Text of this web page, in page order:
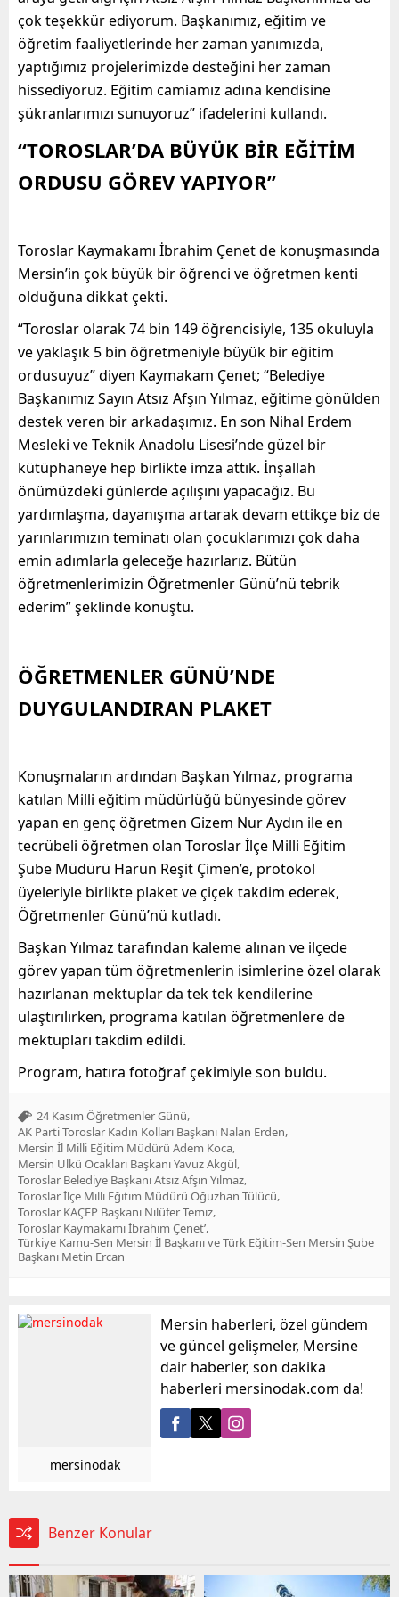
çok teşekkür ediyorum. Başkanımız, eğitim ve
öğretim faaliyetlerinde her zaman yanımızda,
yaptığımız projelerimizde desteğini her zaman
hissediyoruz. Eğitim camiamız adına kendisine
şükranlarımızı sunuyoruz” ifadelerini kullandı.
“TOROSLAR’DA BÜYÜK BİR EĞİTİM
ORDUSU GÖREV YAPIYOR”
Toroslar Kaymakamı İbrahim Çenet de konuşmasında
Mersin’in çok büyük bir öğrenci ve öğretmen kenti
olduğuna dikkat çekti.
“Toroslar olarak 74 bin 149 öğrencisiyle, 135 okuluyla
ve yaklaşık 5 bin öğretmeniyle büyük bir eğitim
ordusuyuz” diyen Kaymakam Çenet; “Belediye
Başkanımız Sayın Atsız Afşın Yılmaz, eğitime gönülden
destek veren bir arkadaşımız. En son Nihal Erdem
Mesleki ve Teknik Anadolu Lisesi’nde güzel bir
kütüphaneye hep birlikte imza attık. İnşallah
önümüzdeki günlerde açılışını yapacağız. Bu
yardımlaşma, dayanışma artarak devam ettikçe biz de
yarınlarımızın teminatı olan çocuklarımızı çok daha
emin adımlarla geleceğe hazırlarız. Bütün
öğretmenlerimizin Öğretmenler Günü’nü tebrik
ederim” şeklinde konuştu.
ÖĞRETMENLER GÜNÜ’NDE
DUYGULANDIRAN PLAKET
Konuşmaların ardından Başkan Yılmaz, programa
katılan Milli eğitim müdürlüğü bünyesinde görev
yapan en genç öğretmen Gizem Nur Aydın ile en
tecrübeli öğretmen olan Toroslar İlçe Milli Eğitim
Şube Müdürü Harun Reşit Çimen’e, protokol
üyeleriyle birlikte plaket ve çiçek takdim ederek,
Öğretmenler Günü’nü kutladı.
Başkan Yılmaz tarafından kaleme alınan ve ilçede
görev yapan tüm öğretmenlerin isimlerine özel olarak
hazırlanan mektuplar da tek tek kendilerine
ulaştırılırken, programa katılan öğretmenlere de
mektupları takdim edildi.
Program, hatıra fotoğraf çekimiyle son buldu.
24 Kasım Öğretmenler Günü
AK Parti Toroslar Kadın Kolları Başkanı Nalan Erden
Mersin İl Milli Eğitim Müdürü Adem Koca
Mersin Ülkü Ocakları Başkanı Yavuz Akgül
Toroslar Belediye Başkanı Atsız Afşın Yılmaz
Toroslar İlçe Milli Eğitim Müdürü Oğuzhan Tülücü
Toroslar KAÇEP Başkanı Nilüfer Temiz
Toroslar Kaymakamı İbrahim Çenet’
Türkiye Kamu-Sen Mersin İl Başkanı ve Türk Eğitim-Sen Mersin Şube
Başkanı Metin Ercan
mersinodak
Mersin haberleri, özel gündem
ve güncel gelişmeler, Mersine
dair haberler, son dakika
haberleri mersinodak.com da!
Benzer Konular